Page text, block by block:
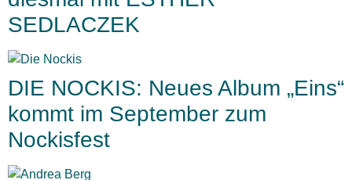
SEDLACZEK
DIE NOCKIS: Neues Album „Eins“
kommt im September zum
Nockisfest